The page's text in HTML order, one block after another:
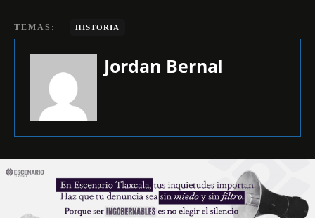
TEMAS: HISTORIA
Jordan Bernal